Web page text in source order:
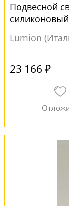
Подвесной
силиконовый
Lumion
23 166 ₽